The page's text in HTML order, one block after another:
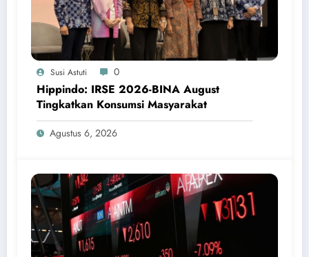
Susi Astuti 0
Hippindo: IRSE 2026-BINA August
Tingkatkan Konsumsi Masyarakat
Agustus 6, 2026